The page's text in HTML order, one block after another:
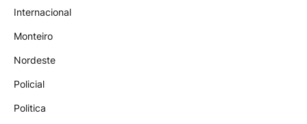
Internacional
Monteiro
Nordeste
Policial
Politica